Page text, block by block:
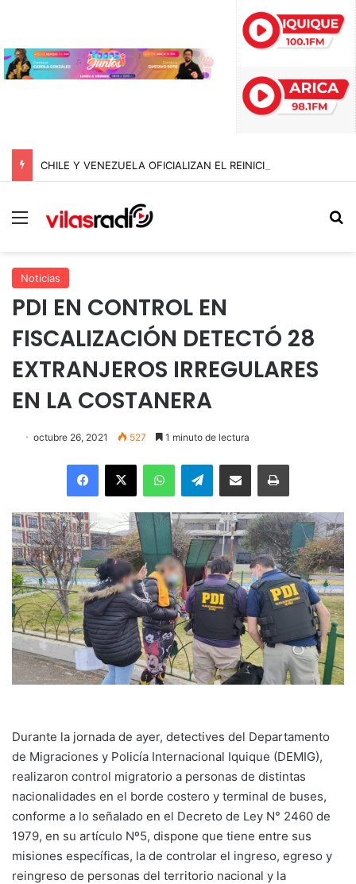
Menú
Noticias
PDI EN CONTROL EN
FISCALIZACIÓN DETECTÓ 28
EXTRANJEROS IRREGULARES
EN LA COSTANERA
octubre 26, 2021 527 1 minuto de lectura
Facebook
X WhatsAppTelegramEnviar vía email Imprimir
Durante la jornada de ayer, detectives del Departamento
de Migraciones y Policía Internacional Iquique (DEMIG),
realizaron control migratorio a personas de distintas
nacionalidades en el borde costero y terminal de buses,
conforme a lo señalado en el Decreto de Ley N° 2460 de
1979, en su artículo Nº5, dispone que tiene entre sus
misiones específicas, la de controlar el ingreso, egreso y
reingreso de personas del territorio nacional y la